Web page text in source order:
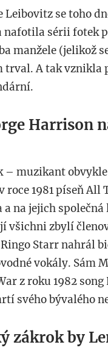
se toho
nafotila sérii fotek
manžele (jelikož
trval. A tak vznikla
Harrison
– muzikant
1981 píseň All
na jejich společná
všichni zbylí
Starr nahrál
vokály. Sám
z roku 1982 song
svého bývalého
zákrok by